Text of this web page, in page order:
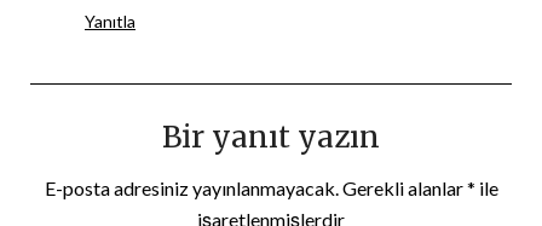
Yanıtla
Bir yanıt yazın
E-posta adresiniz yayınlanmayacak.Gerekli alanlar* ile
işaretlenmişlerdir